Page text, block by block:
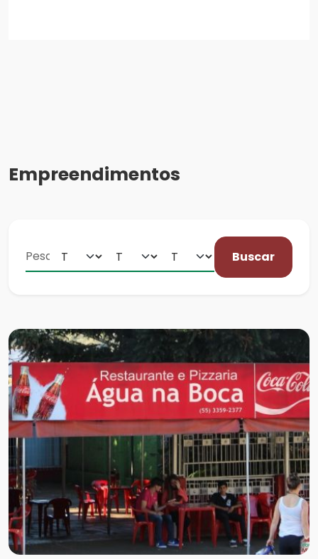
Empreendimentos
Buscar